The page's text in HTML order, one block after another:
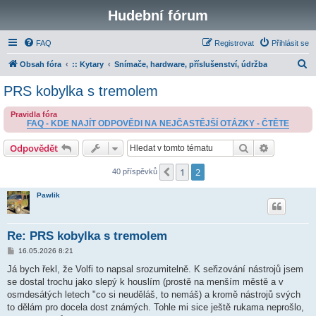
Hudební fórum
FAQ Přihlásit se
Registrovat
Obsah fóra :: Kytary Snímače, hardware, příslušenství, údržba
a
PRS kobylka s tremolem
Pravidla fóra
FAQ - KDE NAJÍT ODPOVĚDI NA NEJČASTĚJŠÍ OTÁZKY - ČTĚTE
Odpovědět Hledat
40 příspěvků Předchozí
1 2
Pawlik
Re: PRS kobylka s tremolem
P
í
p
ě
e
16.05.2026 8:21
Já bych řekl, že Volfi to napsal srozumitelně. K seřizování nástrojů jsem
se dostal trochu jako slepý k houslím (prostě na menším městě a v
osmdesátých letech "co si neuděláš, to nemáš) a kromě nástrojů svých
to dělám pro docela dost známých. Tohle mi sice ještě rukama neprošlo,